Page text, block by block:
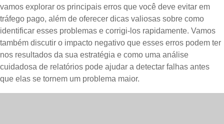
vamos explorar os principais erros que você deve evitar em
tráfego pago, além de oferecer dicas valiosas sobre como
identificar esses problemas e corrigi-los rapidamente. Vamos
também discutir o impacto negativo que esses erros podem ter
nos resultados da sua estratégia e como uma análise
cuidadosa de relatórios pode ajudar a detectar falhas antes
que elas se tornem um problema maior.